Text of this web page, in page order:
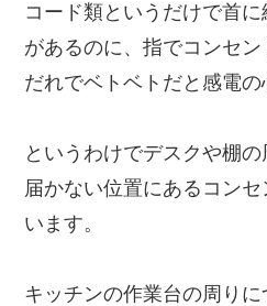
コード類というだけで首
があるのに、指でコンセ
だれでベトベトだと感電
というわけでデスクや棚
届かない位置にあるコン
います。
キッチンの作業台の周り